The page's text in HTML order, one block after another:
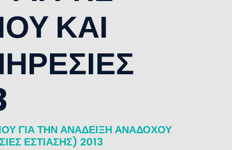
ΚΑΙ
ΓΙΑ ΤΗΝ ΑΝΑΔΕΙΞΗ ΑΝΑΔΟΧΟΥ
ΕΣΤΙΑΣΗΣ) 2013